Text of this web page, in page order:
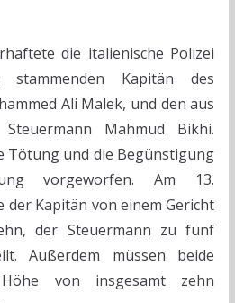
die italienische Polizei
Kapitän des
Ali Malek, und den aus
Mahmud Bikhi.
Tötung und die Begünstigung
vorgeworfen. Am 13.
der Kapitän von einem Gericht
der Steuermann zu fünf
Außerdem müssen beide
von insgesamt zehn